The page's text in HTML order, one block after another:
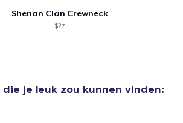
Shenan Clan Crewneck
$27
die je leuk zou kunnen vinden: